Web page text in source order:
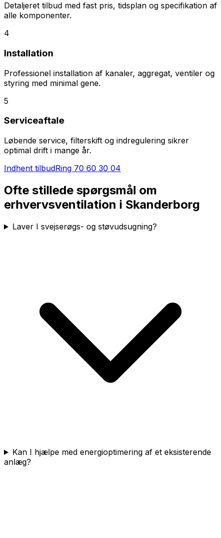
Detaljeret tilbud med fast pris, tidsplan og specifikation af
alle komponenter.
4
Installation
Professionel installation af kanaler, aggregat, ventiler og
styring med minimal gene.
5
Serviceaftale
Løbende service, filterskift og indregulering sikrer
optimal drift i mange år.
Indhent tilbudRing 70 60 30 04
Ofte stillede spørgsmål om
erhvervsventilation i Skanderborg
Laver I svejserøgs- og støvudsugning?
Kan I hjælpe med energioptimering af et eksisterende
anlæg?